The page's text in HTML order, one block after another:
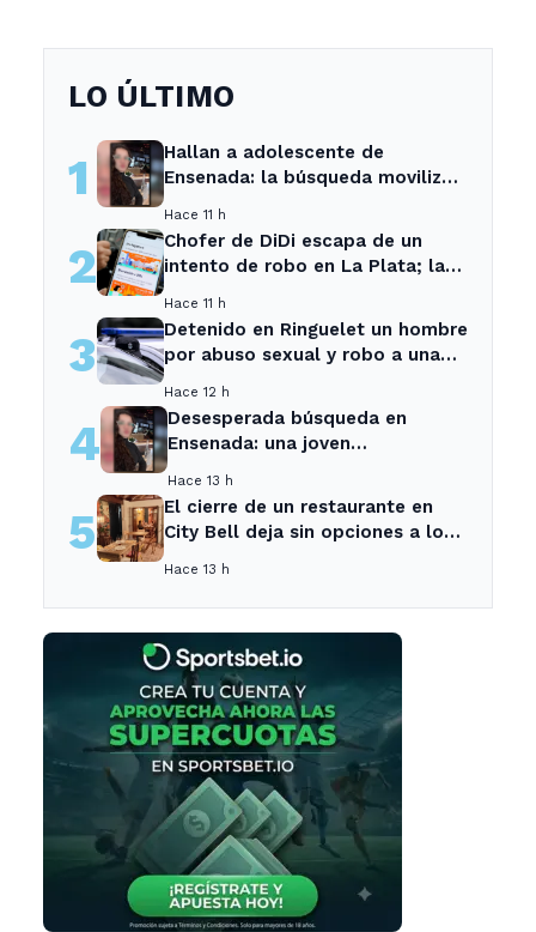
LO ÚLTIMO
1
Hallan a adolescente de
Ensenada: la búsqueda movilizó
Hace 11 h
2
Chofer de DiDi escapa de un
intento de robo en La Plata; la
Hace 11 h
3
Detenido en Ringuelet un hombre
por abuso sexual y robo a una
Hace 12 h
4
Desesperada búsqueda en
Ensenada: una joven
Hace 13 h
5
El cierre de un restaurante en
City Bell deja sin opciones a los
Hace 13 h